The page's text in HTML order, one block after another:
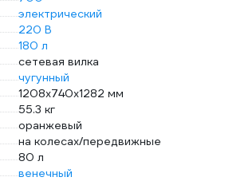
электрический
220 В
180 л
сетевая вилка
чугунный
1208х740х1282 мм
55.3 кг
оранжевый
на колесах/передвижные
80 л
венечный